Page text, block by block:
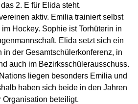
2. E für Elida steht.
aktiv. Emilia trainiert selbst
Hockey. Sophie ist Torhüterin in
Elida setzt sich ein
der Gesamtschülerkonferenz, in
auch im Bezirksschülerausschuss.
liegen besonders Emilia und
haben sich beide in den Jahren
Organisation beteiligt.